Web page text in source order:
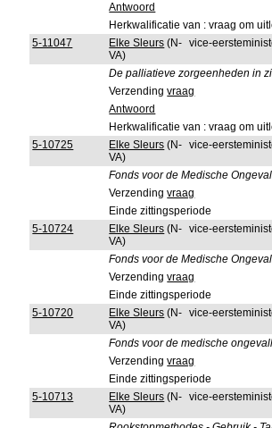
Antwoord
Herkwalificatie van : vraag om
5-11047
Elke Sleurs (N-
VA)
vice-
De palliatieve zorgeenheden in
Verzendingvraag
Antwoord
Herkwalificatie van : vraag om
5-10725
Elke Sleurs (N-
VA)
vice-
Fonds voor de Medische
Verzendingvraag
Einde zittingsperiode
5-10724
Elke Sleurs (N-
VA)
vice-
Fonds voor de Medische
Verzendingvraag
Einde zittingsperiode
5-10720
Elke Sleurs (N-
VA)
vice-
Fonds voor de medische
Verzendingvraag
Einde zittingsperiode
5-10713
Elke Sleurs (N-
VA)
vice-